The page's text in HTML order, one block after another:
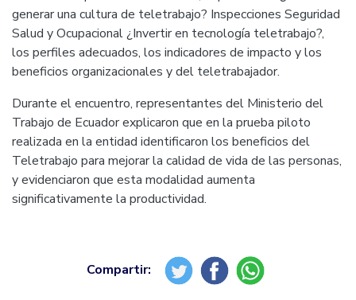
generar una cultura de teletrabajo? Inspecciones Seguridad
Salud y Ocupacional ¿Invertir en tecnología teletrabajo?,
los perfiles adecuados, los indicadores de impacto y los
beneficios organizacionales y del teletrabajador.
Durante el encuentro, representantes del Ministerio del
Trabajo de Ecuador explicaron que en la prueba piloto
realizada en la entidad identificaron los beneficios del
Teletrabajo para mejorar la calidad de vida de las personas,
y evidenciaron que esta modalidad aumenta
significativamente la productividad.